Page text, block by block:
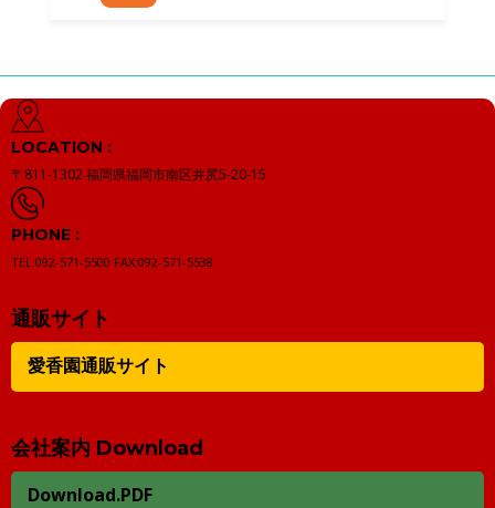
LOCATION :
〒811-1302福岡県福岡市南区井尻5-20-15
PHONE :
TEL:092-571-5500 FAX:092-571-5538
通販サイト
愛香園通販サイト
会社案内 Download
Download.PDF